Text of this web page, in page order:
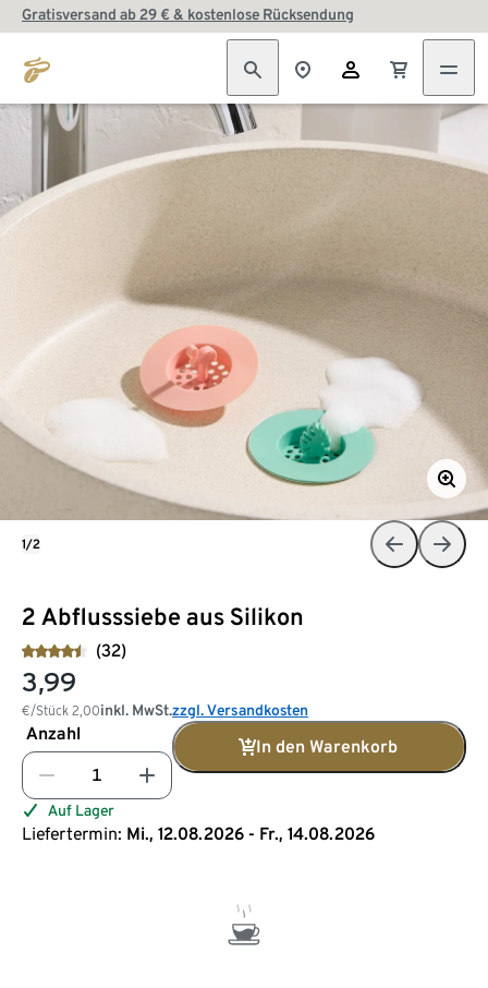
Gratisversand ab 29 € & kostenlose Rücksendung
2 Abflusssiebe aus Silikon
(32)
3,99
€/Stück 2,00inkl. MwSt.zzgl. Versandkosten
Anzahl
In den Warenkorb
Auf Lager
Liefertermin: Mi., 12.08.2026 - Fr., 14.08.2026
1/2